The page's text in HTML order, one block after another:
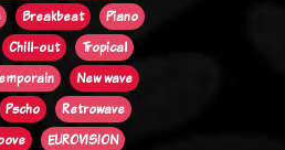
Breakbeat
Piano
Chill-out
Tropical
New wave
Pscho
Retrowave
EUROVISION